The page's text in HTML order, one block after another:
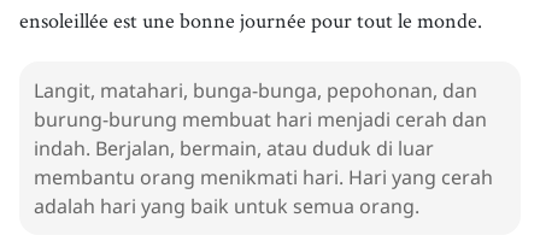
ensoleillée est une bonne journée pour tout le monde.
Langit, matahari, bunga-bunga, pepohonan, dan
burung-burung membuat hari menjadi cerah dan
indah. Berjalan, bermain, atau duduk di luar
membantu orang menikmati hari. Hari yang cerah
adalah hari yang baik untuk semua orang.